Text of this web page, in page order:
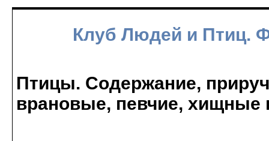
Клуб Людей и Птиц.
Птицы. Содержание,
врановые, певчие, хищные